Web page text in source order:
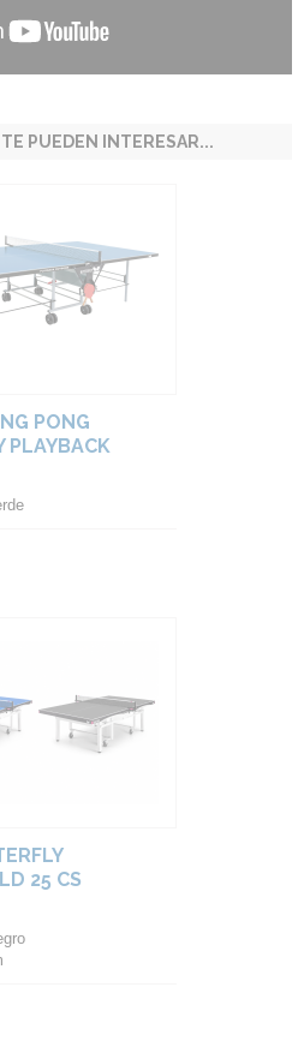
PUEDEN INTERESAR...
PONG
PLAYBACK
25 CS